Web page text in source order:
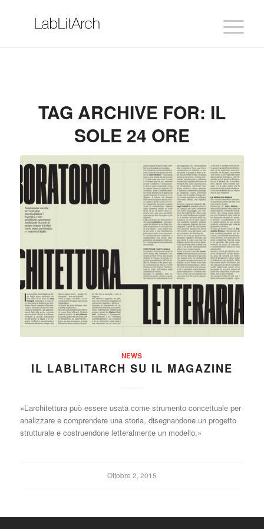
TAG ARCHIVE FOR: IL
SOLE 24 ORE
NEWS
IL LABLITARCH SU IL MAGAZINE
«L’architettura può essere usata come strumento concettuale per
analizzare e comprendere una storia, disegnandone un progetto
strutturale e costruendone letteralmente un modello.»
Ottobre 2, 2015